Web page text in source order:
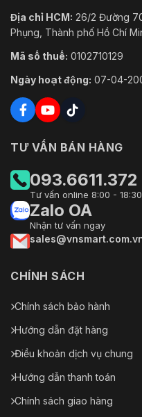
Địa chỉ HCM: 26/2 Đường
Phụng, Thành phố Hồ Chí
Mã số thuế: 0102710129
Ngày hoạt động: 07-04-
TƯ VẤN BÁN HÀNG
093.6611.372
Tư vấn online 8:00 - 18:30
Zalo OA
Nhận tư vấn ngay
CHÍNH SÁCH
Chính sách bảo hành
Hướng dẫn đặt hàng
Điều khoản dịch vụ chung
Hướng dẫn thanh toán
Chính sách giao hàng